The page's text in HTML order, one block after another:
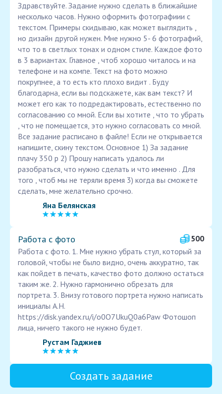
Здравствуйте. Задание нужно сделать в ближайшие
несколько часов. Нужно оформить фотографиии с
текстом. Примеры скидываю, как может выглядить ,
но дизайн другой нужен. Мне нужно 5- 6 фотографий,
что то в светлых тонах и одном стиле. Каждое фото
в 3 вариантах. Главное , чтоб хорошо читалось и на
телефоне и на компе. Текст на фото можно
покрупнее, а то есть кто плохо видит . Буду
благодарна, если вы подскажете, как вам текст? И
может его как то подредактировать, естественно по
согласованию со мной. Если вы хотите , что то убрать
, что не помещается, это нужно согласовать со мной.
Все задание расписано в файле! Если не открывается
напишите, скину текстом. Основное 1) За задание
плачу 350 р 2) Прошу написать удалось ли
разобраться, что нужно сделать и что именно . Для
того , чтоб мы не теряли время 3) когда вы сможете
сделать, мне желательно срочно.
Яна Белянская
Работа с фото
500
Работа с фото. 1. Мне нужно убрать стул, который за
головой, чтобы не было видно, очень аккуратно, так
как пойдет в печать, качество фото должно остаться
таким же. 2. Нужно гармонично обрезать для
портрета. 3. Внизу готового портрета нужно написать
инициалы А.Н.
https://disk.yandex.ru/i/o0O7UkuQ0a6Paw Фотошоп
лица, ничего такого не нужно будет.
Рустам Гаджиев
Создать задание